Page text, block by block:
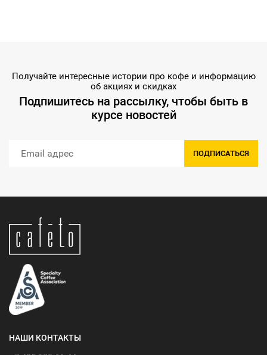
Получайте интересные истории про кофе и информацию
об акциях и скидках
Подпишитесь на рассылку, чтобы быть в
курсе новостей
ПОДПИСАТЬСЯ
НАШИ КОНТАКТЫ